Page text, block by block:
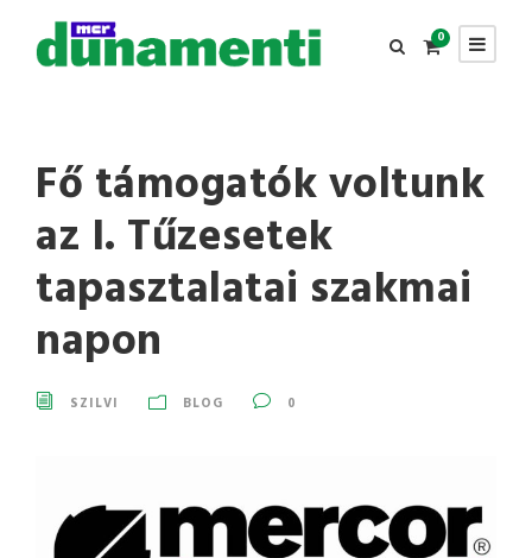
0
Fő támogatók voltunk
az I. Tűzesetek
tapasztalatai szakmai
napon
SZILVI BLOG 0